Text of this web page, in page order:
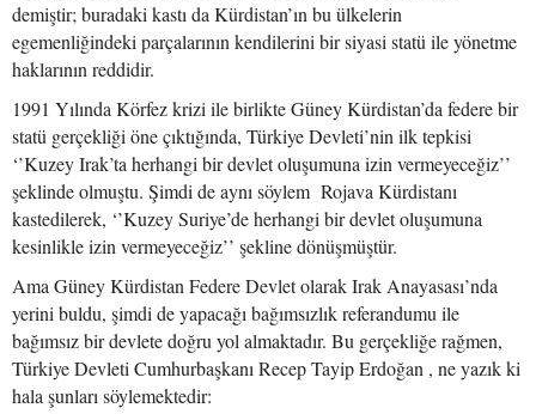
demiştir; buradaki kastı da Kürdistan’ın bu ülkelerin
egemenliğindeki parçalarının kendilerini bir siyasi statü ile yönetme
haklarının reddidir.
1991 Yılında Körfez krizi ile birlikte Güney Kürdistan’da federe bir
statü gerçekliği öne çıktığında, Türkiye Devleti’nin ilk tepkisi
‘’Kuzey Irak’ta herhangi bir devlet oluşumuna izin vermeyeceğiz’’
şeklinde olmuştu. Şimdi de aynı söylem Rojava Kürdistanı
kastedilerek, ‘’Kuzey Suriye’de herhangi bir devlet oluşumuna
kesinlikle izin vermeyeceğiz’’ şekline dönüşmüştür.
Ama Güney Kürdistan Federe Devlet olarak Irak Anayasası’nda
yerini buldu, şimdi de yapacağı bağımsızlık referandumu ile
bağımsız bir devlete doğru yol almaktadır. Bu gerçekliğe rağmen,
Türkiye Devleti Cumhurbaşkanı Recep Tayip Erdoğan , ne yazık ki
hala şunları söylemektedir: